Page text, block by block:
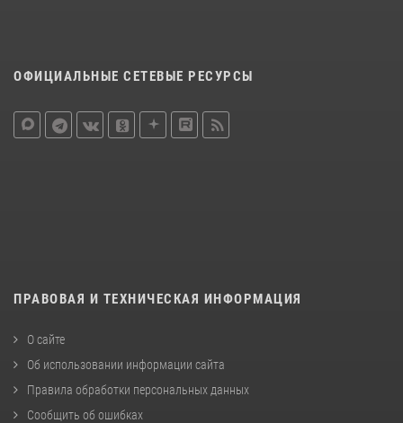
ОФИЦИАЛЬНЫЕ СЕТЕВЫЕ РЕСУРСЫ
ПРАВОВАЯ И ТЕХНИЧЕСКАЯ ИНФОРМАЦИЯ
О сайте
Об использовании информации сайта
Правила обработки персональных данных
Сообщить об ошибках